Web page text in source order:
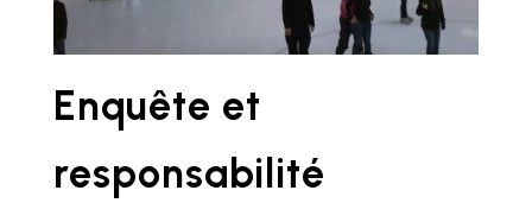
Enquête et
responsabilité